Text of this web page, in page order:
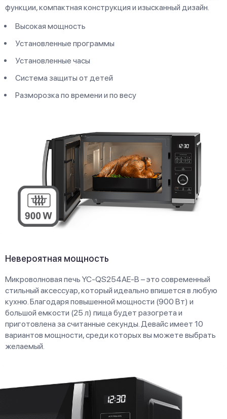
функции, компактная конструкция и изысканный дизайн.
Высокая мощность
Установленные программы
Установленные часы
Система защиты от детей
Разморозка по времени и по весу
Невероятная мощность
Микроволновая печь YC-QS254AE-B – это современный
стильный аксессуар, который идеально впишется в любую
кухню. Благодаря повышенной мощности (900 Вт) и
большой емкости (25 л) пища будет разогрета и
приготовлена за считанные секунды. Девайс имеет 10
вариантов мощности, среди которых вы можете выбрать
желаемый.